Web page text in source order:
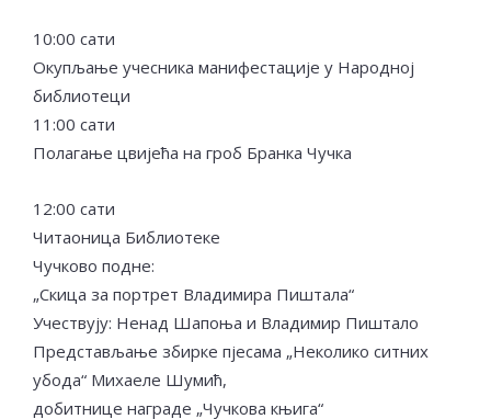
10:00 сати
Окупљање учесника манифестације у Народној
библиотеци
11:00 сати
Полагање цвијећа на гроб Бранка Чучка
12:00 сати
Читаоница Библиотеке
Чучково подне:
„Скица за портрет Владимира Пиштала“
Учествују: Ненад Шапоња и Владимир Пиштало
Представљање збирке пјесама „Неколико ситних
убода“ Михаеле Шумић,
добитнице награде „Чучкова књига“